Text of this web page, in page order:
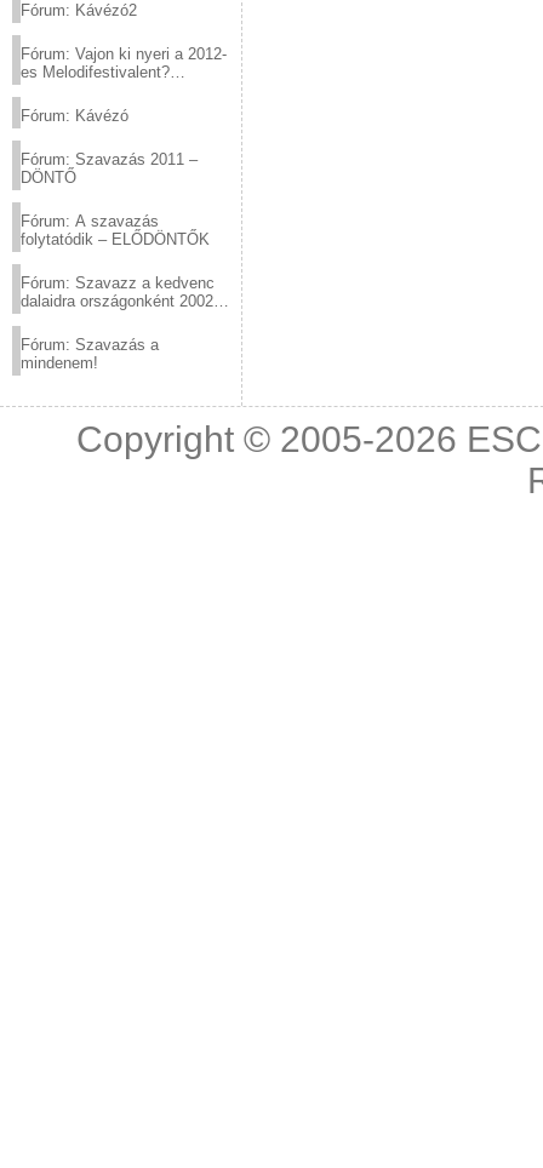
Fórum: Kávézó2
Fórum: Vajon ki nyeri a 2012-
es Melodifestivalent?
Fórum: Kávézó
Fórum: Szavazás 2011 –
DÖNTŐ
Fórum: A szavazás
folytatódik – ELŐDÖNTŐK
Fórum: Szavazz a kedvenc
dalaidra országonként 2002
Fórum: Szavazás a
mindenem!
Copyright © 2005-2026